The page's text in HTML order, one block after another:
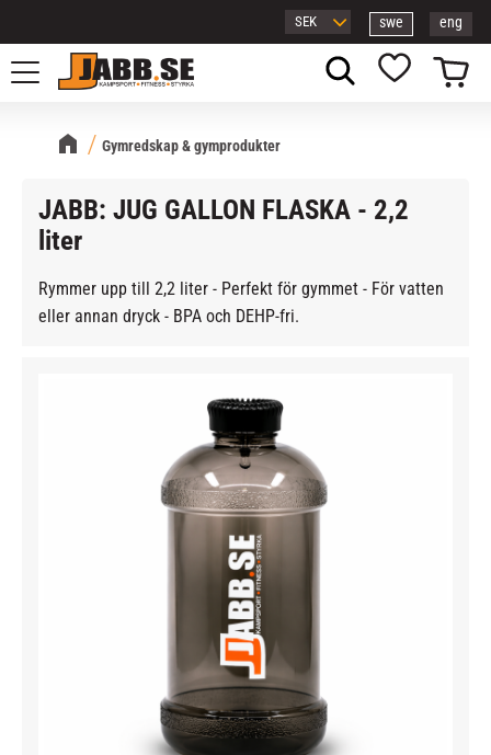
Meny
swe eng
Favoriter
Kundvagn
Gymredskap & gymprodukter
JABB: JUG GALLON FLASKA - 2,2
liter
Rymmer upp till 2,2 liter - Perfekt för gymmet - För vatten
eller annan dryck - BPA och DEHP-fri.